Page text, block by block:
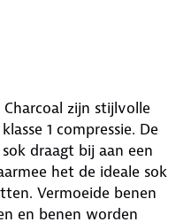
zijn stijlvolle
1 compressie. De
draagt bij aan een
het de ideale sok
Vermoeide benen
en benen worden